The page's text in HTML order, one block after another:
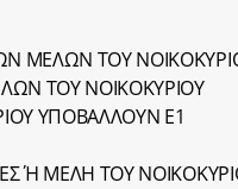
ΜΕΛΩΝ ΤΟΥ
ΤΟΥ ΝΟΙΚΟΚΥΡΙΟΥ
ΥΠΟΒΑΛΛΟΥΝ Ε1
Ή ΜΕΛΗ ΤΟΥ